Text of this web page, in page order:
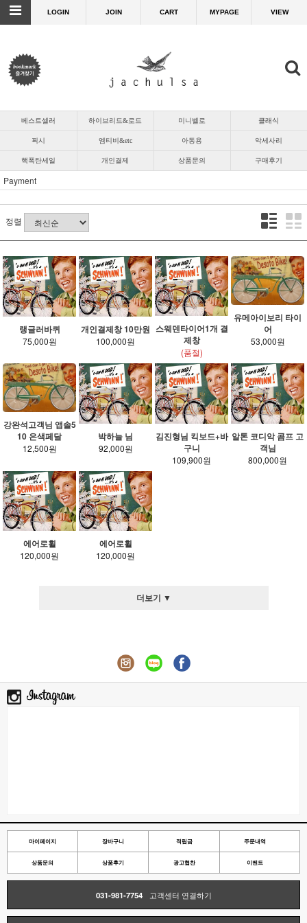
LOGIN JOIN CART MYPAGE VIEW
베스트셀러 하이브리드&로드 미니벨로 클래식
픽시 엠티비&etc 아동용 악세사리
핵폭탄세일 개인결제 상품문의 구매후기
Payment
정렬
랭글러바퀴
75,000원
개인결제창 10만원
100,000원
스웨덴타이어1개 결
제창
(품절)
유메아이보리 타이
어
53,000원
강완석고객님 앱솔5
10 은색페달
12,500원
박하늘 님
92,000원
김진형님 킥보드+바
구니
109,900원
알톤 코디악 콤프 고
객님
800,000원
에어로휠
120,000원
에어로휠
120,000원
더보기 ▼
마이페이지 장바구니 적립금 주문내역
상품문의 상품후기 광고협찬 이벤트
031-981-7754 고객센터 연결하기